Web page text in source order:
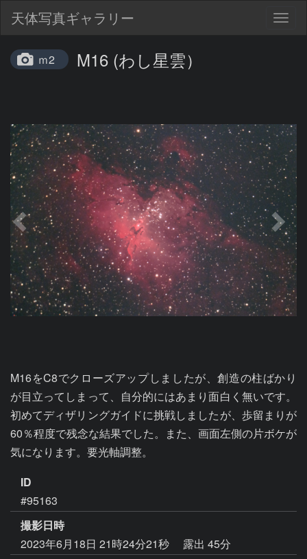
天体写真ギャラリー
ｍ2 M16 (わし星雲）
M16をC8でクローズアップしましたが、創造の柱ばかり
が目立ってしまって、自分的にはあまり面白く無いです。
初めてディザリングガイドに挑戦しましたが、歩留まりが
60％程度で残念な結果でした。また、画面左側の片ボケが
気になります。要光軸調整。
ID
#95163
撮影日時
2023年6月18日 21時24分21秒
露出 45分